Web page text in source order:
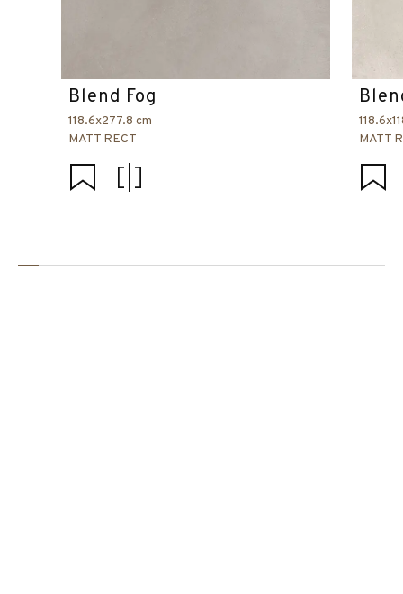
Blend Fog
118.6x277.8 cm
MATT RECT
MATT